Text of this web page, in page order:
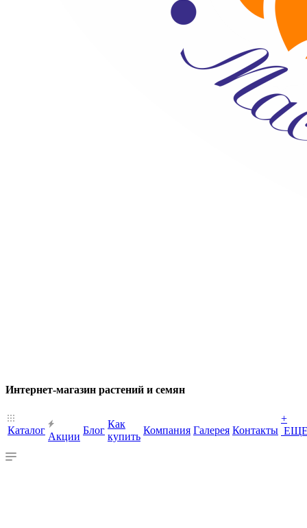
Интернет-магазин растений и семян
Каталог
Акции
Блог
Как
купить
Компания Галерея Контакты
+